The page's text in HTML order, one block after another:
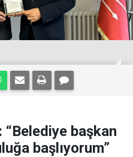
“Belediye başkan
başlıyorum”